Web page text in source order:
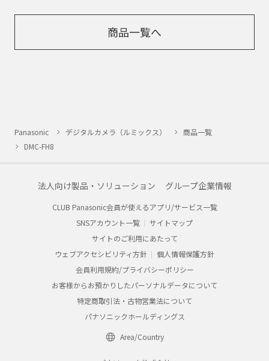
商品一覧へ
Panasonic デジタルカメラ（ルミックス）
商品一覧
DMC-FH8
法人向け製品・ソリューション グループ企業情報
CLUB Panasonic会員が使えるアプリ/サービス一覧
SNSアカウント一覧
サイトマップ
サイトのご利用にあたって
ウェブアクセシビリティ方針
個人情報保護方針
会員利用規約/プライバシーポリシー
お客様からお預かりしたパーソナルデータについて
特定商取引法・古物営業法について
パナソニックホールディングス
Area/Country